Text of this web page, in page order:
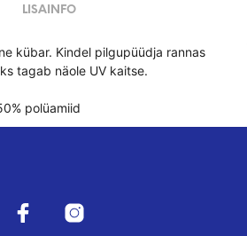
LISAINFO
kübar. Kindel pilgupüüdja rannas
tagab näole UV kaitse.
polüamiid